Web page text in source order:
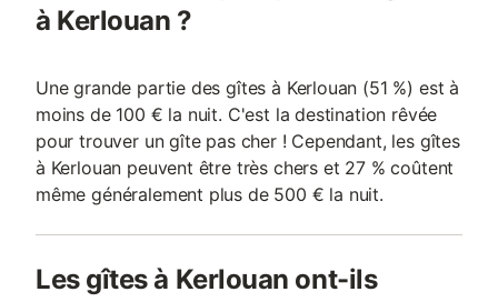
à Kerlouan ?
Une grande partie des gîtes à Kerlouan (51 %) est à
moins de 100 € la nuit. C'est la destination rêvée
pour trouver un gîte pas cher ! Cependant, les gîtes
à Kerlouan peuvent être très chers et 27 % coûtent
même généralement plus de 500 € la nuit.
Les gîtes à Kerlouan ont-ils